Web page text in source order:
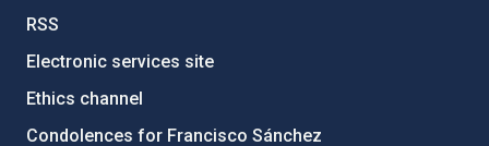
RSS
Electronic services site
Ethics channel
Condolences for Francisco Sánchez